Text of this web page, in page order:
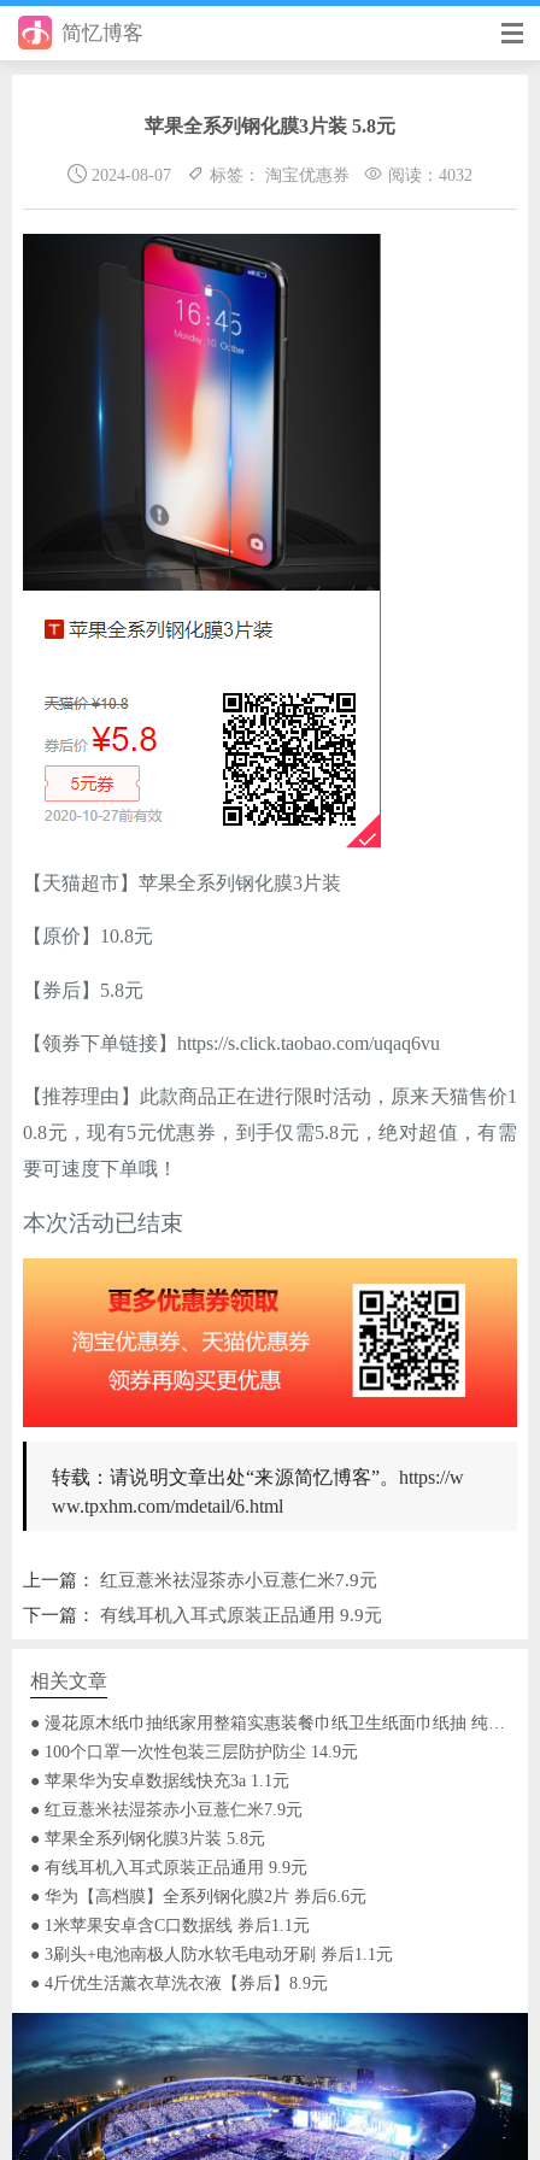
简忆博客
优秀个人博客
苹果全系列钢化膜3片装 5.8元
2024-08-07 标签： 淘宝优惠券 阅读：4032
【天猫超市】苹果全系列钢化膜3片装
【原价】10.8元
【券后】5.8元
【领券下单链接】https://s.click.taobao.com/uqaq6vu
【推荐理由】此款商品正在进行限时活动，原来天猫售价1
0.8元，现有5元优惠券，到手仅需5.8元，绝对超值，有需
要可速度下单哦！
本次活动已结束
转载：请说明文章出处“来源简忆博客”。https://w
ww.tpxhm.com/mdetail/6.html
上一篇：红豆薏米祛湿茶赤小豆薏仁米7.9元
下一篇：有线耳机入耳式原装正品通用 9.9元
相关文章
● 漫花原木纸巾抽纸家用整箱实惠装餐巾纸卫生纸面巾纸抽 纯木臻品抽纸 每包不足1元钱 4层加厚 7.9元
● 100个口罩一次性包装三层防护防尘 14.9元
● 苹果华为安卓数据线快充3a 1.1元
● 红豆薏米祛湿茶赤小豆薏仁米7.9元
● 苹果全系列钢化膜3片装 5.8元
● 有线耳机入耳式原装正品通用 9.9元
● 华为【高档膜】全系列钢化膜2片 券后6.6元
● 1米苹果安卓含C口数据线 券后1.1元
● 3刷头+电池南极人防水软毛电动牙刷 券后1.1元
● 4斤优生活薰衣草洗衣液【券后】8.9元